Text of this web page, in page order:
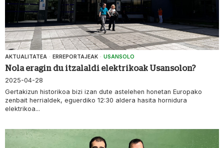
AKTUALITATEA · ERREPORTAJEAK · USANSOLO
Nola eragin du itzalaldi elektrikoak Usansolon?
2025-04-28
Gertakizun historikoa bizi izan dute astelehen honetan Europako
zenbait herrialdek, eguerdiko 12:30 aldera hasita hornidura
elektrikoa...